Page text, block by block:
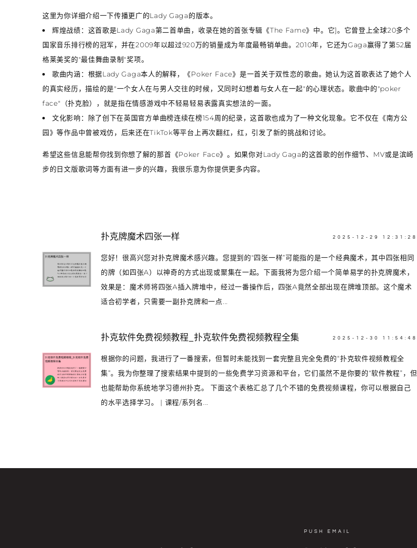
这里为你详细介绍一下传播更广的Lady Gaga的版本。
辉煌战绩：这首歌是Lady Gaga第二首单曲，收录在她的首张专辑《The Fame》中。它]。它曾登上全球20多个
国家音乐排行榜的冠军 ，并在2009年以超过920万的销量成为年度最畅销单曲。2010年，它还为Gaga赢得了第52届
格莱美奖的"最佳舞曲录制"奖项。
歌曲内涵 ：根据Lady Gaga本人的解释，《Poker Face》是一首关于双性恋的歌曲。她认为这首歌表达了她个人
的真实经历，描绘的是"一个女人在与男人交往的时候，又同时幻想着与女人在一起"的心理状态。歌曲中的"poker
face"（扑克脸），就是指在情感游戏中不轻易轻易表露真实想法的一面。
文化影响 ：除了创下在英国官方单曲榜连续在榜154周的纪录，这首歌也成为了一种文化现象。它不仅在《南方公
园》等作品中曾被戏仿，后来还在TikTok等平台上再次翻红，红，引发了新的挑战和讨论。
希望这些信息能帮你找到你想了解的那首《Poker Face》。如果你对Lady Gaga的这首歌的创作细节、MV或是滨崎
步的日文版歌词等方面有进一步的兴趣，我很乐意为你提供更多内容。
扑克牌魔术四张一样 2025-12-29 12:31:28
您好！很高兴您对扑克牌魔术感兴趣。您提到的“四张一样”可能指的是一个经典魔术，其中四张相同
的牌（如四张A）以神奇的方式出现或聚集在一起。下面我将为您介绍一个简单易学的扑克牌魔术，
效果是：魔术师将四张A插入牌堆中，经过一番操作后，四张A竟然全部出现在牌堆顶部。这个魔术
适合初学者，只需要一副扑克牌和一点...
扑克软件免费视频教程_扑克软件免费视频教程全集 2025-12-30 11:54:48
根据你的问题，我进行了一番搜索，但暂时未能找到一套完整且完全免费的“扑克软件视频教程全
集”。我为你整理了搜索结果中提到的一些免费学习资源和平台，它们虽然不是你要的“软件教程”，但
也能帮助你系统地学习德州扑克。 下面这个表格汇总了几个不错的免费视频课程，你可以根据自己
的水平选择学习。 | 课程/系列名...
PUSH EMAIL